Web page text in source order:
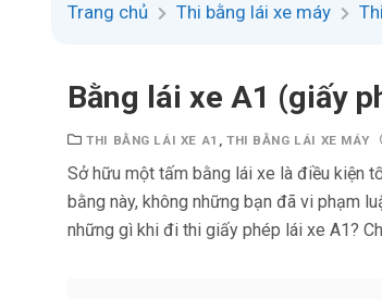
Trang chủ Thi bằng lái xe máy
Bằng lái xe A1 (giấy
THI BẰNG LÁI XE A1 , THI BẰNG LÁI XE MÁY
Sở hữu một tấm bằng lái xe là điều kiện
bằng này, không những bạn đã vi phạm
những gì khi đi thi giấy phép lái xe A1?